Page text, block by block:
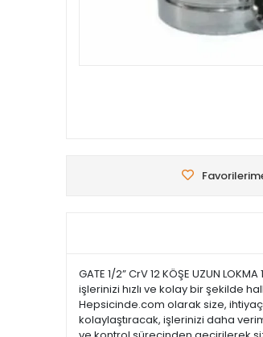
GATE 1/2” CrV 12 KÖŞE UZUN
işlerinizi hızlı ve kolay bir şekilde
Hepsicinde.com olarak size, ihtiyaç
kolaylaştıracak, işlerinizi daha